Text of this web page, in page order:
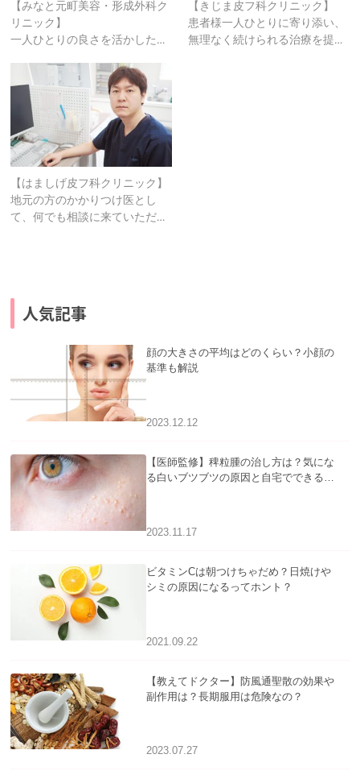
【みなと元町美容・形成外科ク
リニック】
一人ひとりの良さを活かした…
【きじま皮フ科クリニック】
患者様一人ひとりに寄り添い、
無理なく続けられる治療を提…
【はましげ皮フ科クリニック】
地元の方のかかりつけ医とし
て、何でも相談に来ていただ…
人気記事
顔の大きさの平均はどのくらい？小顔の
基準も解説
2023.12.12
【医師監修】稗粒腫の治し方は？気にな
る白いブツブツの原因と自宅でできるケ
2023.11.17
ビタミンCは朝つけちゃだめ？日焼けや
シミの原因になるってホント？
2021.09.22
【教えてドクター】防風通聖散の効果や
副作用は？長期服用は危険なの？
2023.07.27